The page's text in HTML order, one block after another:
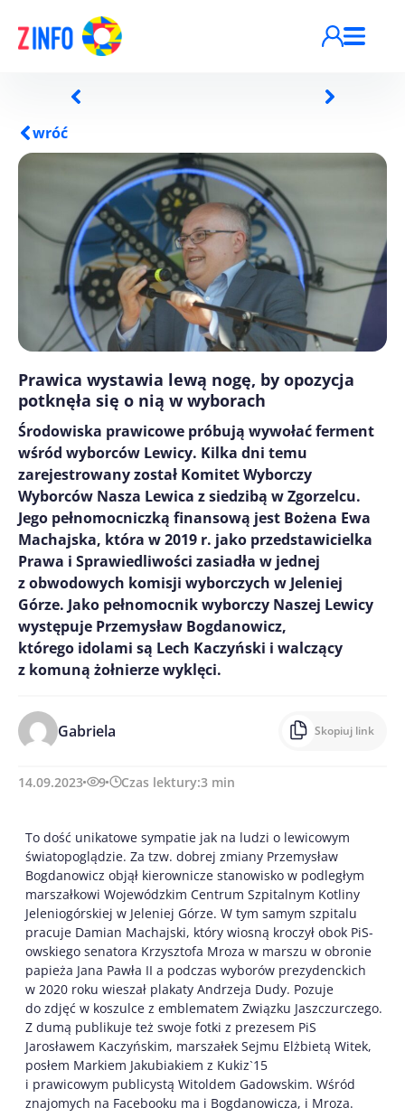
wróć
Prawica wystawia lewą nogę, by opozycja
potknęła się o nią w wyborach
Środowiska prawicowe próbują wywołać ferment
wśród wyborców Lewicy. Kilka dni temu
zarejestrowany został Komitet Wyborczy
Wyborców Nasza Lewica z siedzibą w Zgorzelcu.
Jego pełnomocniczką finansową jest Bożena Ewa
Machajska, która w 2019 r. jako przedstawicielka
Prawa i Sprawiedliwości zasiadła w jednej
z obwodowych komisji wyborczych w Jeleniej
Górze. Jako pełnomocnik wyborczy Naszej Lewicy
występuje Przemysław Bogdanowicz,
którego idolami są Lech Kaczyński i walczący
z komuną żołnierze wyklęci.
Gabriela Skopiuj link
14.09.2023 9 Czas lektury:3 min
To dość unikatowe sympatie jak na ludzi o lewicowym
światopoglądzie. Za tzw. dobrej zmiany Przemysław
Bogdanowicz objął kierownicze stanowisko w podległym
marszałkowi Wojewódzkim Centrum Szpitalnym Kotliny
Jeleniogórskiej w Jeleniej Górze. W tym samym szpitalu
pracuje Damian Machajski, który wiosną kroczył obok PiS-
owskiego senatora Krzysztofa Mroza w marszu w obronie
papieża Jana Pawła II a podczas wyborów prezydenckich
w 2020 roku wieszał plakaty Andrzeja Dudy. Pozuje
do zdjęć w koszulce z emblematem Związku Jaszczurczego.
Z dumą publikuje też swoje fotki z prezesem PiS
Jarosławem Kaczyńskim, marszałek Sejmu Elżbietą Witek,
posłem Markiem Jakubiakiem z Kukiz`15
i prawicowym publicystą Witoldem Gadowskim. Wśród
znajomych na Facebooku ma i Bogdanowicza, i Mroza.